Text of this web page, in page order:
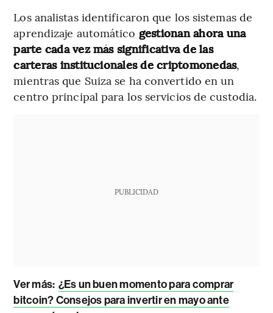
Los analistas identificaron que los sistemas de
aprendizaje automático gestionan ahora una
parte cada vez más significativa de las
carteras institucionales de criptomonedas,
mientras que Suiza se ha convertido en un
centro principal para los servicios de custodia.
PUBLICIDAD
Ver más: ¿Es un buen momento para comprar
bitcoin? Consejos para invertir en mayo ante